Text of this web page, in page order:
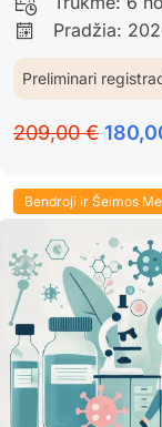
Pradžia:
Preliminari
209,00 €
Bendroji ir Šeimos